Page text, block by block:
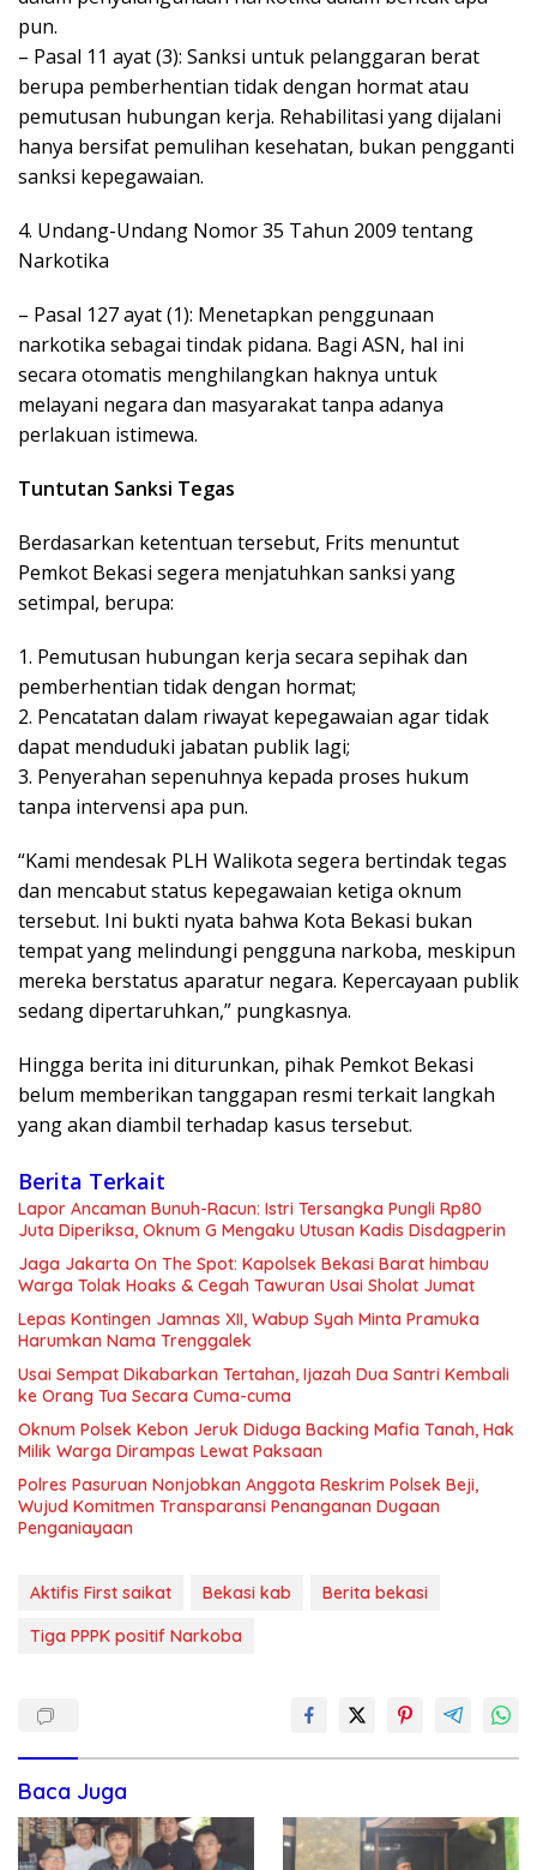
pun.
– Pasal 11 ayat (3): Sanksi untuk pelanggaran berat
berupa pemberhentian tidak dengan hormat atau
pemutusan hubungan kerja. Rehabilitasi yang dijalani
hanya bersifat pemulihan kesehatan, bukan pengganti
sanksi kepegawaian.
4. Undang-Undang Nomor 35 Tahun 2009 tentang
Narkotika
– Pasal 127 ayat (1): Menetapkan penggunaan
narkotika sebagai tindak pidana. Bagi ASN, hal ini
secara otomatis menghilangkan haknya untuk
melayani negara dan masyarakat tanpa adanya
perlakuan istimewa.
Tuntutan Sanksi Tegas
Berdasarkan ketentuan tersebut, Frits menuntut
Pemkot Bekasi segera menjatuhkan sanksi yang
setimpal, berupa:
1. Pemutusan hubungan kerja secara sepihak dan
pemberhentian tidak dengan hormat;
2. Pencatatan dalam riwayat kepegawaian agar tidak
dapat menduduki jabatan publik lagi;
3. Penyerahan sepenuhnya kepada proses hukum
tanpa intervensi apa pun.
“Kami mendesak PLH Walikota segera bertindak tegas
dan mencabut status kepegawaian ketiga oknum
tersebut. Ini bukti nyata bahwa Kota Bekasi bukan
tempat yang melindungi pengguna narkoba, meskipun
mereka berstatus aparatur negara. Kepercayaan publik
sedang dipertaruhkan,” pungkasnya.
Hingga berita ini diturunkan, pihak Pemkot Bekasi
belum memberikan tanggapan resmi terkait langkah
yang akan diambil terhadap kasus tersebut.
Berita Terkait
Lapor Ancaman Bunuh-Racun: Istri Tersangka Pungli Rp80
Juta Diperiksa, Oknum G Mengaku Utusan Kadis Disdagperin
Jaga Jakarta On The Spot: Kapolsek Bekasi Barat himbau
Warga Tolak Hoaks & Cegah Tawuran Usai Sholat Jumat
Lepas Kontingen Jamnas XII, Wabup Syah Minta Pramuka
Harumkan Nama Trenggalek
Usai Sempat Dikabarkan Tertahan, Ijazah Dua Santri Kembali
ke Orang Tua Secara Cuma-cuma
Oknum Polsek Kebon Jeruk Diduga Backing Mafia Tanah, Hak
Milik Warga Dirampas Lewat Paksaan
Polres Pasuruan Nonjobkan Anggota Reskrim Polsek Beji,
Wujud Komitmen Transparansi Penanganan Dugaan
Penganiayaan
Aktifis First saikat Bekasi kab
Berita bekasi
Tiga PPPK positif Narkoba
Baca Juga